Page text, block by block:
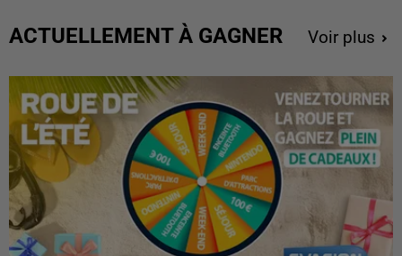
ACTUELLEMENT À GAGNER Voir plus